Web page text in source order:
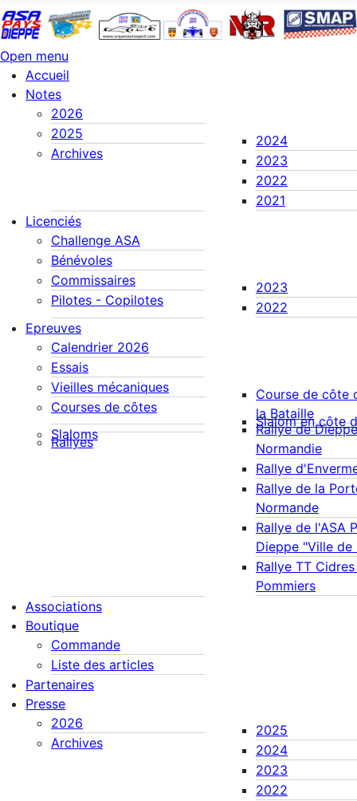
Open menu
Accueil
Notes
2026
2025
Archives
2024
2023
2022
2021
Licenciés
Challenge ASA
Bénévoles
Commissaires
Pilotes - Copilotes
2023
2022
Epreuves
Calendrier 2026
Essais
Vieilles mécaniques
Courses de côtes
Course de côte
la Bataille
Slaloms
Slalom en côte
Rallyes
Rallye de Dieppe
Normandie
Rallye
Rallye de la
Normande
Rallye de l'ASA
Dieppe "Ville de
Rallye TT
Pommiers
Associations
Boutique
Commande
Liste des articles
Partenaires
Presse
2026
Archives
2025
2024
2023
2022